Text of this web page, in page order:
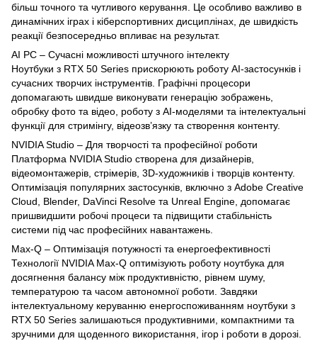
більш точного та чутливого керування. Це особливо важливо в
динамічних іграх і кіберспортивних дисциплінах, де швидкість
реакції безпосередньо впливає на результат.
AI PC – Сучасні можливості штучного інтелекту
Ноутбуки з RTX 50 Series прискорюють роботу AI-застосунків і
сучасних творчих інструментів. Графічні процесори
допомагають швидше виконувати генерацію зображень,
обробку фото та відео, роботу з AI-моделями та інтелектуальні
функції для стримінгу, відеозв’язку та створення контенту.
NVIDIA Studio – Для творчості та професійної роботи
Платформа NVIDIA Studio створена для дизайнерів,
відеомонтажерів, стрімерів, 3D-художників і творців контенту.
Оптимізація популярних застосунків, включно з Adobe Creative
Cloud, Blender, DaVinci Resolve та Unreal Engine, допомагає
пришвидшити робочі процеси та підвищити стабільність
системи під час професійних навантажень.
Max-Q – Оптимізація потужності та енергоефективності
Технології NVIDIA Max-Q оптимізують роботу ноутбука для
досягнення балансу між продуктивністю, рівнем шуму,
температурою та часом автономної роботи. Завдяки
інтелектуальному керуванню енергоспоживанням ноутбуки з
RTX 50 Series залишаються продуктивними, компактними та
зручними для щоденного використання, ігор і роботи в дорозі.